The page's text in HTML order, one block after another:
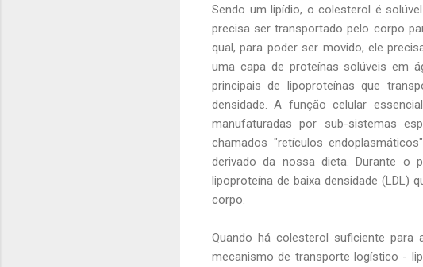
Sendo um lipídio, o colesterol é
precisa ser transportado pelo corpo
qual, para poder ser movido, ele
uma capa de proteínas solúveis em
principais de lipoproteínas que
densidade. A função celular
manufaturadas por sub-sistemas
chamados "retículos
derivado da nossa dieta. Durante o
lipoproteína de baixa densidade (LDL)
corpo.
Quando há colesterol suficiente
mecanismo de transporte logístico -